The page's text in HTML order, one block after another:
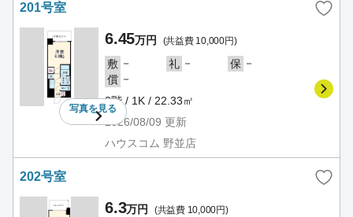
201号室
写真を見る
6.45万円 (共益費 10,000円)
敷 － 礼 － 保 －
償 －
2階 / 1K / 22.33㎡
2026/08/09 更新
ハウスコム 野並店
202号室
6.3万円 (共益費 10,000円)